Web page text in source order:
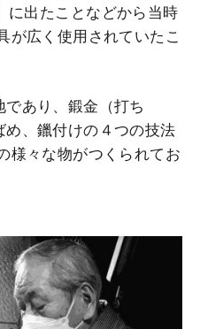
に出たことなどから当時
が広く使用されていたこ
あり、鍛金（打ち
、鑞付けの４つの技法
様々な物がつくられてお